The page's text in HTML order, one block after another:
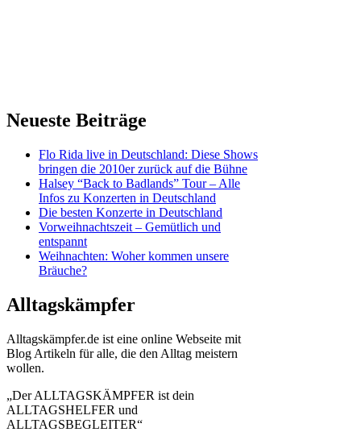
Neueste Beiträge
Flo Rida live in Deutschland: Diese Shows
bringen die 2010er zurück auf die Bühne
Halsey “Back to Badlands” Tour – Alle
Infos zu Konzerten in Deutschland
Die besten Konzerte in Deutschland
Vorweihnachtszeit – Gemütlich und
entspannt
Weihnachten: Woher kommen unsere
Bräuche?
Alltagskämpfer
Alltagskämpfer.de ist eine online Webseite mit
Blog Artikeln für alle, die den Alltag meistern
wollen.
„Der ALLTAGSKÄMPFER ist dein
ALLTAGSHELFER und
ALLTAGSBEGLEITER“